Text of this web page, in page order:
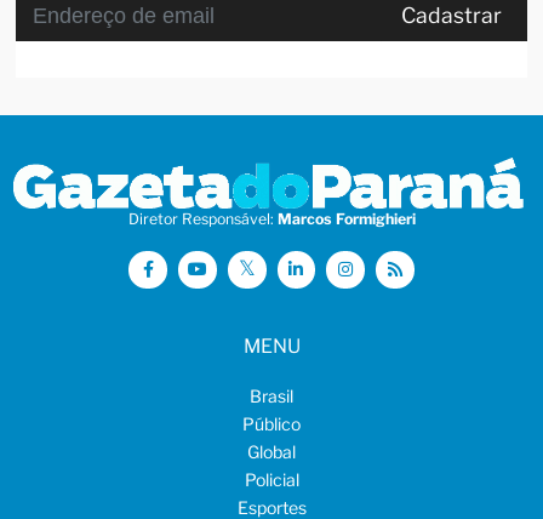
Cadastrar
Diretor Responsável: Marcos Formighieri
MENU
Brasil
Público
Global
Policial
Esportes